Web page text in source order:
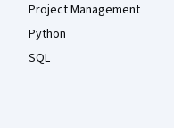
Project Management
Python
SQL